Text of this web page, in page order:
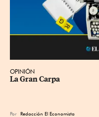
OPINIÓN
La Gran Carpa
Por Redacción El Economista